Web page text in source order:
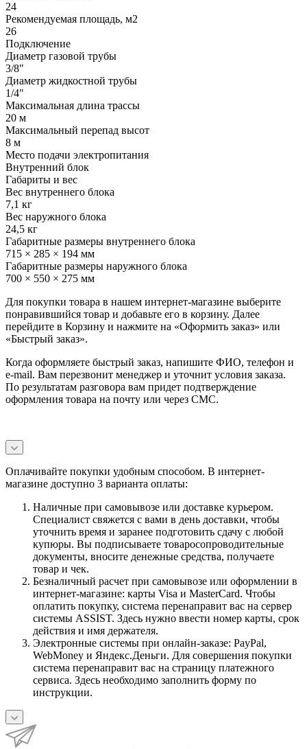
24
Рекомендуемая площадь, м2
26
Подключение
Диаметр газовой трубы
3/8"
Диаметр жидкостной трубы
1/4"
Максимальная длина трассы
20 м
Максимальный перепад высот
8 м
Место подачи электропитания
Внутренний блок
Габариты и вес
Вес внутреннего блока
7,1 кг
Вес наружного блока
24,5 кг
Габаритные размеры внутреннего блока
715 × 285 × 194 мм
Габаритные размеры наружного блока
700 × 550 × 275 мм
Для покупки товара в нашем интернет-магазине выберите
понравившийся товар и добавьте его в корзину. Далее
перейдите в Корзину и нажмите на «Оформить заказ» или
«Быстрый заказ».
Когда оформляете быстрый заказ, напишите ФИО, телефон и
e-mail. Вам перезвонит менеджер и уточнит условия заказа.
По результатам разговора вам придет подтверждение
оформления товара на почту или через СМС.
Оплачивайте покупки удобным способом. В интернет-
магазине доступно 3 варианта оплаты:
Наличные при самовывозе или доставке курьером.
Специалист свяжется с вами в день доставки, чтобы
уточнить время и заранее подготовить сдачу с любой
купюры. Вы подписываете товаросопроводительные
документы, вносите денежные средства, получаете
товар и чек.
Безналичный расчет при самовывозе или оформлении в
интернет-магазине: карты Visa и MasterCard. Чтобы
оплатить покупку, система перенаправит вас на сервер
системы ASSIST. Здесь нужно ввести номер карты, срок
действия и имя держателя.
Электронные системы при онлайн-заказе: PayPal,
WebMoney и Яндекс.Деньги. Для совершения покупки
система перенаправит вас на страницу платежного
сервиса. Здесь необходимо заполнить форму по
инструкции.